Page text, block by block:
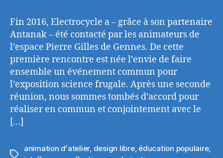
Fin 2016, Electrocycle a – grâce à son partenaire
Antanak – été contacté par les animateurs de
l’espace Pierre Gilles de Gennes. De cette
première rencontre est née l’envie de faire
ensemble un événement commun pour
l’exposition science frugale. Après une seconde
réunion, nous sommes tombés d’accord pour
réaliser en commun et conjointement avec le
[…]
Étiquettes
animation d'atelier, design libre, éducation populaire,